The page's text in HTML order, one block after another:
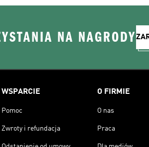
NA NAGRODY
WSPARCIE
Pomoc
Zwroty i refundacja
O FIRMIE
O nas
Praca